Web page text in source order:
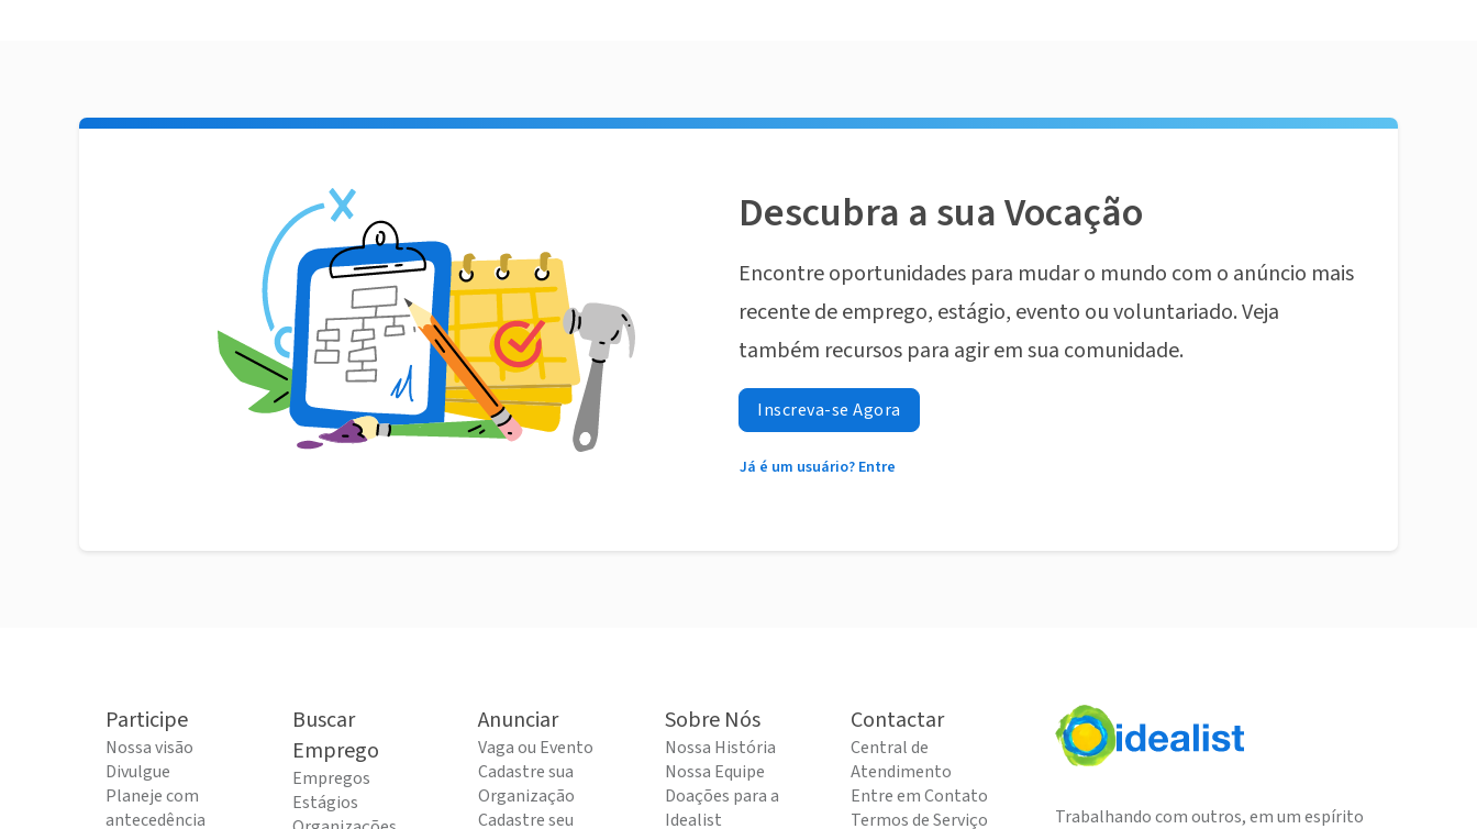
Descubra a sua Vocação
Encontre oportunidades para mudar o mundo com o anúncio mais
recente de emprego, estágio, evento ou voluntariado. Veja
também recursos para agir em sua comunidade.
Inscreva-se Agora
Já é um usuário? Entre
Participe
Nossa visão
Divulgue
Planeje com
antecedência
Buscar
Emprego
Empregos
Estágios
Anunciar
Vaga ou Evento
Cadastre sua
Organização
Cadastre seu
Sobre Nós
Nossa História
Nossa Equipe
Doações para a
Idealist
Contactar
Central de
Atendimento
Entre em Contato
Termos de Serviço
Trabalhando com outros, em um espírito